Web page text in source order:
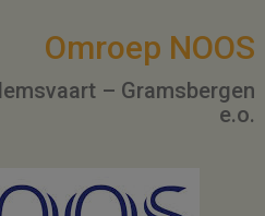
Omroep NOOS
– Gramsbergen
e.o.